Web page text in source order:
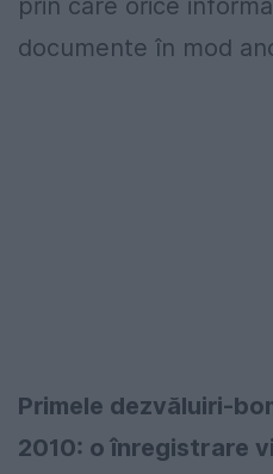
prin care orice
documente în mod
Primele dezvăluiri-
2010: o înregistrare